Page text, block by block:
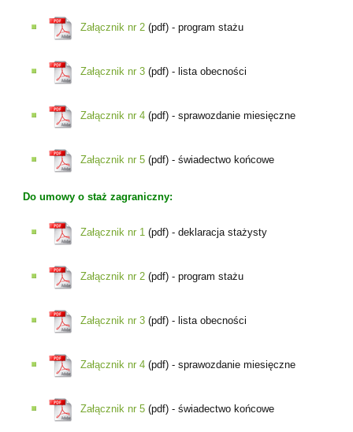
Załącznik nr 2 (pdf) - program stażu
Załącznik nr 3 (pdf) - lista obecności
Załącznik nr 4 (pdf) - sprawozdanie miesięczne
Załącznik nr 5 (pdf) - świadectwo końcowe
Do umowy o staż zagraniczny:
Załącznik nr 1 (pdf) - deklaracja stażysty
Załącznik nr 2 (pdf) - program stażu
Załącznik nr 3 (pdf) - lista obecności
Załącznik nr 4 (pdf) - sprawozdanie miesięczne
Załącznik nr 5 (pdf) - świadectwo końcowe